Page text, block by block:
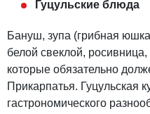
Гуцульские блюда
Бануш, зупа (грибная
белой свеклой,
которые обязательно
Прикарпатья. Гуцульская
гастрономического